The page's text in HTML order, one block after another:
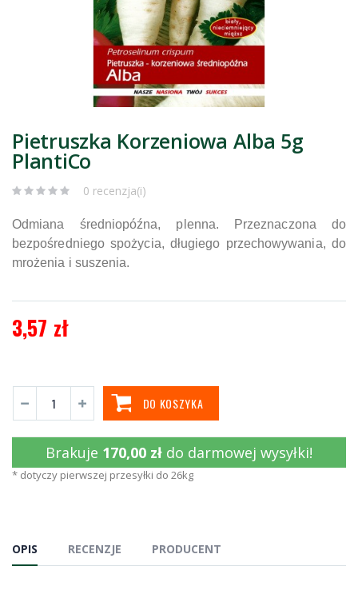
Pietruszka Korzeniowa Alba 5g
PlantiCo
0 recenzja(i)
Odmiana średniopóźna, plenna. Przeznaczona do
bezpośredniego spożycia, długiego przechowywania, do
mrożenia i suszenia.
3,57 zł
DO KOSZYKA
Brakuje 170,00 zł do darmowej wysyłki!
* dotyczy pierwszej przesyłki do 26kg
OPIS RECENZJE PRODUCENT